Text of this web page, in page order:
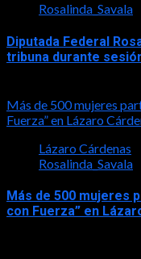
Rosalinda_Savala
Diputada Federal
tribuna durante
Más de 500 mujeres
Fuerza” en Lázaro
Lázaro Cárdenas
Rosalinda_Savala
Más de 500 mujeres
con Fuerza” en